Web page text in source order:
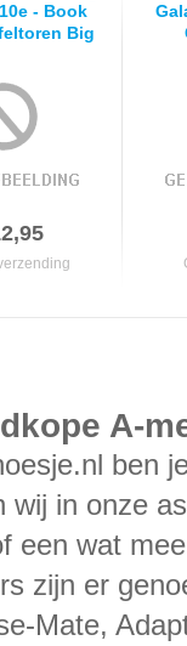
- Book
Big
A-
ben
wij in onze
een wat
zijn er
Mate,